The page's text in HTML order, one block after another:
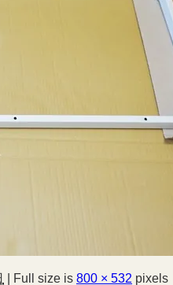
Full size is 800 × 532 pixels